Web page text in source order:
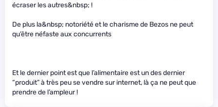
écraser les autres&nbsp; !
De plus la&nbsp; notoriété et le charisme de Bezos ne peut
qu’être néfaste aux concurrents
Et le dernier point est que l’alimentaire est un des dernier
“produit” à très peu se vendre sur internet, là ça ne peut que
prendre de l’ampleur !